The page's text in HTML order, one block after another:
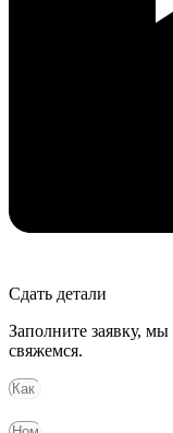
Сдать детали
Заполните заявку,
свяжемся.